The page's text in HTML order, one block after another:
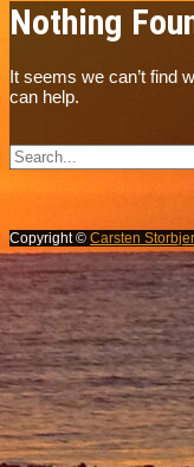
Nothing
It seems we can’t find
can help.
Copyright © Carsten